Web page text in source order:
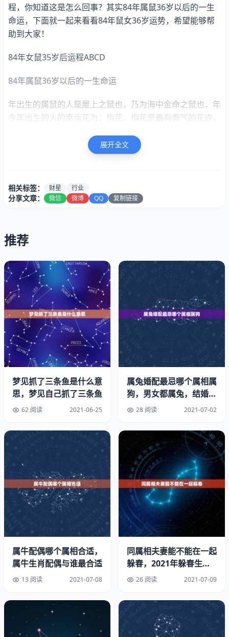
程，你知道这是怎么回事？其实84年属鼠36岁以后的一生
命运，下面就一起来看看84年鼠女36岁运势，希望能够帮
助到大家！
84年女鼠35岁后运程ABCD
84年属鼠36岁以后的一生命运
年出生的属鼠的人是屋上之鼠也，乃为海中金命之鼠也，年
今年出生的人的幸运花为：梅花，梅花是最有骨气的花卉，
强和高雅，在中国特别受人的喜欢喝爱戴，它具有强大而普
遍的感染力和推动力。更是象征着人的斗志的坚韧不拔，不
年出生属鼠的人五行是属木，所以也称这年出生的鼠人为木
之命。
眼。你几乎了解周围的每一个人、每一件事，把它记录下
来，并把这些当做是自己的嗜好。
属鼠人的冷静和机警，你具有敏锐的直觉、远见和做生意
的。灾难只能使属鼠人智慧更加出众，你总是在忙着制订自
己的计划。
84年女鼠35岁后运程ABCD：84年女性属鼠人的命运
出生公历：年6月18日21时15分(时间)，星期一。
出生农历：一九八四年五月十九日亥时。
展开全文
相关标签： 财星 行业
分享文章： 微信 微博 QQ 复制链接
推荐
梦见抓了三条鱼是什么意
思，梦见自己抓了三条鱼
62 阅读 2021-06-25
属兔婚配最忌哪个属相属
狗，男女都属兔，结婚当
天忌讳哪些属相
28 阅读 2021-07-02
属牛配偶哪个属相合适，
属牛生肖配偶与谁最合适
13 阅读 2021-07-08
同属相夫妻能不能在一起
躲春，2021年躲春生肖
里夫妻各占一个怎么办？
26 阅读 2021-07-09